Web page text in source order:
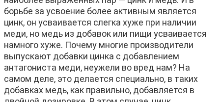
борьбе за усвоение более активным является
цинк, он усваивается слегка хуже при наличии
меди, но медь из добавок или пищи усваивается
намного хуже. Почему многие производители
выпускают добавки цинка с добавлением
антагониста меди, неужели во вред нам? На
самом деле, это делается специально, в таких
добавках медь, как правильно, добавляется в